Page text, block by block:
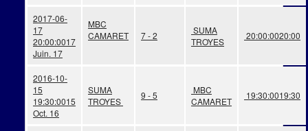
2017-06-
17
20:00:0017
Juin. 17
MBC
CAMARET
7 - 2
SUMA
TROYES
20:00:0020:00
2016-10-
15
19:30:0015
Oct. 16
SUMA
TROYES
9 - 5
MBC
CAMARET
19:30:0019:30